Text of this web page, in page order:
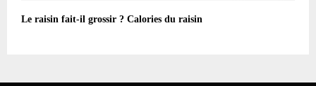
Le raisin fait-il grossir ? Calories du raisin